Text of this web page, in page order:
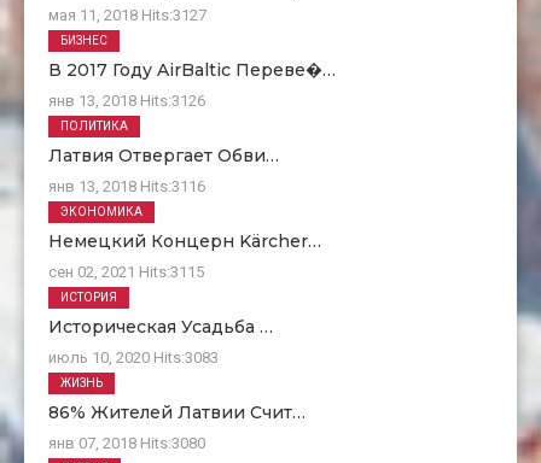
мая 11, 2018 Hits:3127
В 2017 Году AirBaltic Переве�…
янв 13, 2018 Hits:3126
БИЗНЕС
Латвия Отвергает Обви…
янв 13, 2018 Hits:3116
ПОЛИТИКА
Немецкий Концерн Kärcher…
сен 02, 2021 Hits:3115
ЭКОНОМИКА
Историческая Усадьба …
июль 10, 2020 Hits:3083
ИСТОРИЯ
86% Жителей Латвии Счит…
янв 07, 2018 Hits:3080
ЖИЗНЬ